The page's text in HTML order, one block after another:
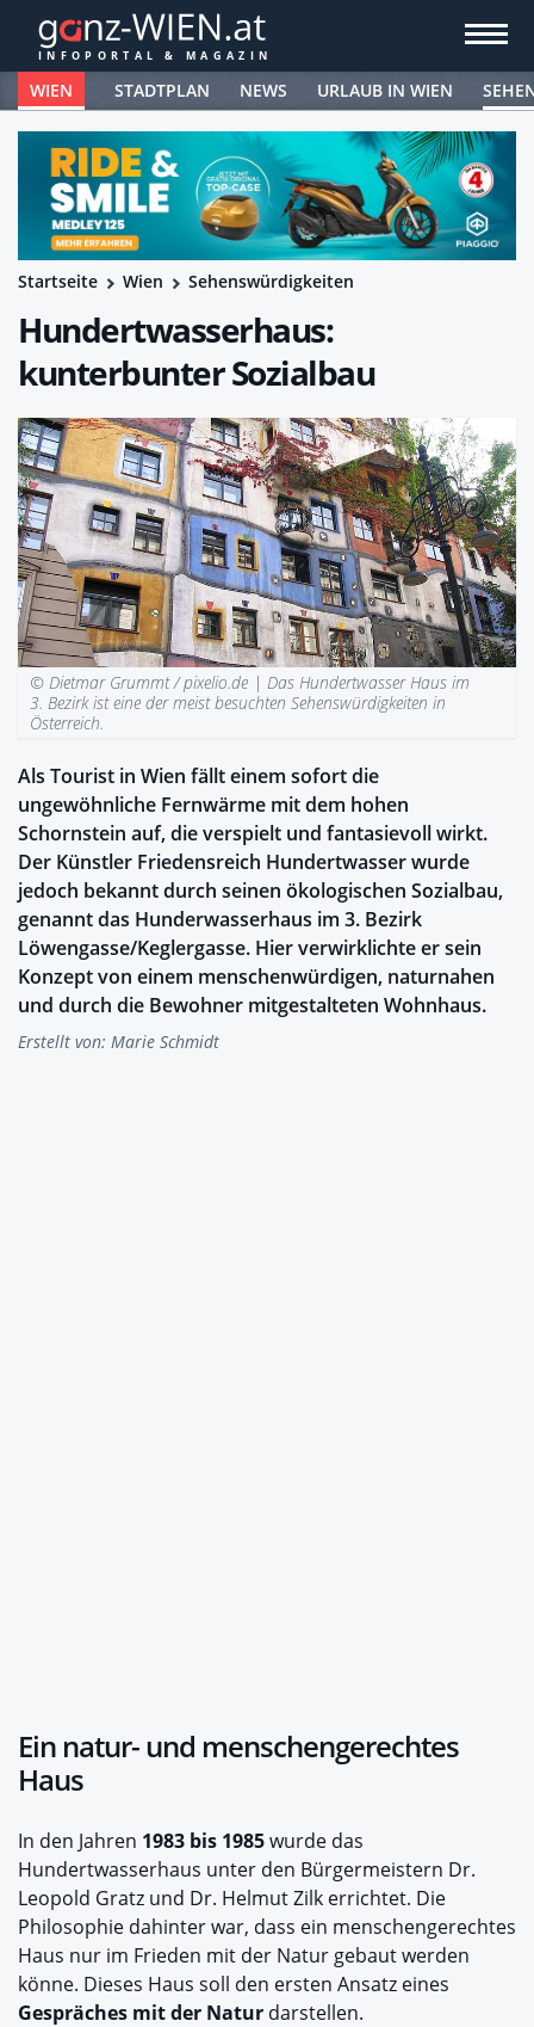
WIEN STADTPLAN NEWS URLAUB IN WIEN
Startseite Wien Sehenswürdigkeiten
Hundertwasserhaus:
kunterbunter Sozialbau
© Dietmar Grummt / pixelio.de | Das Hundertwasser Haus im
3. Bezirk ist eine der meist besuchten Sehenswürdigkeiten in
Österreich.
Als Tourist in Wien fällt einem sofort die
ungewöhnliche Fernwärme mit dem hohen
Schornstein auf, die verspielt und fantasievoll wirkt.
Der Künstler Friedensreich Hundertwasser wurde
jedoch bekannt durch seinen ökologischen Sozialbau,
genannt das Hunderwasserhaus im 3. Bezirk
Löwengasse/Keglergasse. Hier verwirklichte er sein
Konzept von einem menschenwürdigen, naturnahen
und durch die Bewohner mitgestalteten Wohnhaus.
Erstellt von: Marie Schmidt
Ein natur- und menschengerechtes
Haus
In den Jahren 1983 bis 1985wurde das
Hundertwasserhaus unter den Bürgermeistern Dr.
Leopold Gratz und Dr. Helmut Zilk errichtet. Die
Philosophie dahinter war, dass ein menschengerechtes
Haus nur im Frieden mit der Natur gebaut werden
könne. Dieses Haus soll den ersten Ansatz eines
Gespräches mit der Natur darstellen.